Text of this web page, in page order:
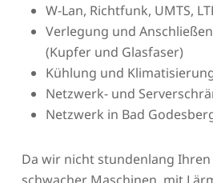
W-Lan, Richtfunk, UMTS,
Verlegung und
(Kupfer und Glasfaser)
Kühlung und
Netzwerk- und
Netzwerk in Bad
Da wir nicht stundenlang
schwacher Maschinen, mit